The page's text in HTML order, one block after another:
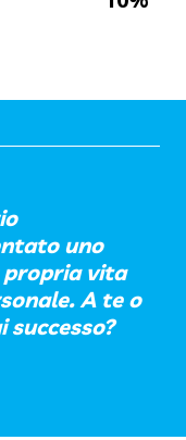
uno
propria vita
A te o
successo?